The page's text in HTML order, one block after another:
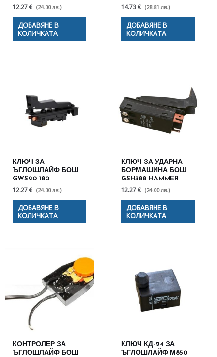
12.27 € (24.00 лв.)
ДОБАВЯНЕ В
КОЛИЧКАТА
14.73 € (28.81 лв.)
ДОБАВЯНЕ В
КОЛИЧКАТА
КЛЮЧ ЗА
ЪГЛОШЛАЙФ БОШ
GWS20-180
12.27 € (24.00 лв.)
ДОБАВЯНЕ В
КОЛИЧКАТА
КЛЮЧ ЗА УДАРНА
БОРМАШИНА БОШ
GSH388-HAMMER
12.27 € (24.00 лв.)
ДОБАВЯНЕ В
КОЛИЧКАТА
КОНТРОЛЕР ЗА
ЪГЛОШЛАЙФ БОШ
КЛЮЧ КД-24 ЗА
ЪГЛОШЛАЙФ М850